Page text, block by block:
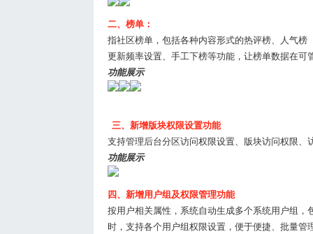
二、榜单：
指社区榜单，包括各种内容形式的热评榜、人气
更新频率设置、手工下榜等功能，让榜单数据在可
功能展示
三、新增版块权限设置功能
支持管理后台分区访问权限设置、版块访问权限
功能展示
四、 新增用户组及权限管理功能
按用户相关属性，系统自动生成多个系统用户组
时，支持各个用户组权限设置，便于便捷、批量管